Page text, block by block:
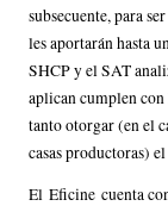
subsecuente, para
les aportarán hasta
SHCP y el SAT
aplican cumplen
tanto otorgar (en el
casas productoras)
El Eficine cuenta